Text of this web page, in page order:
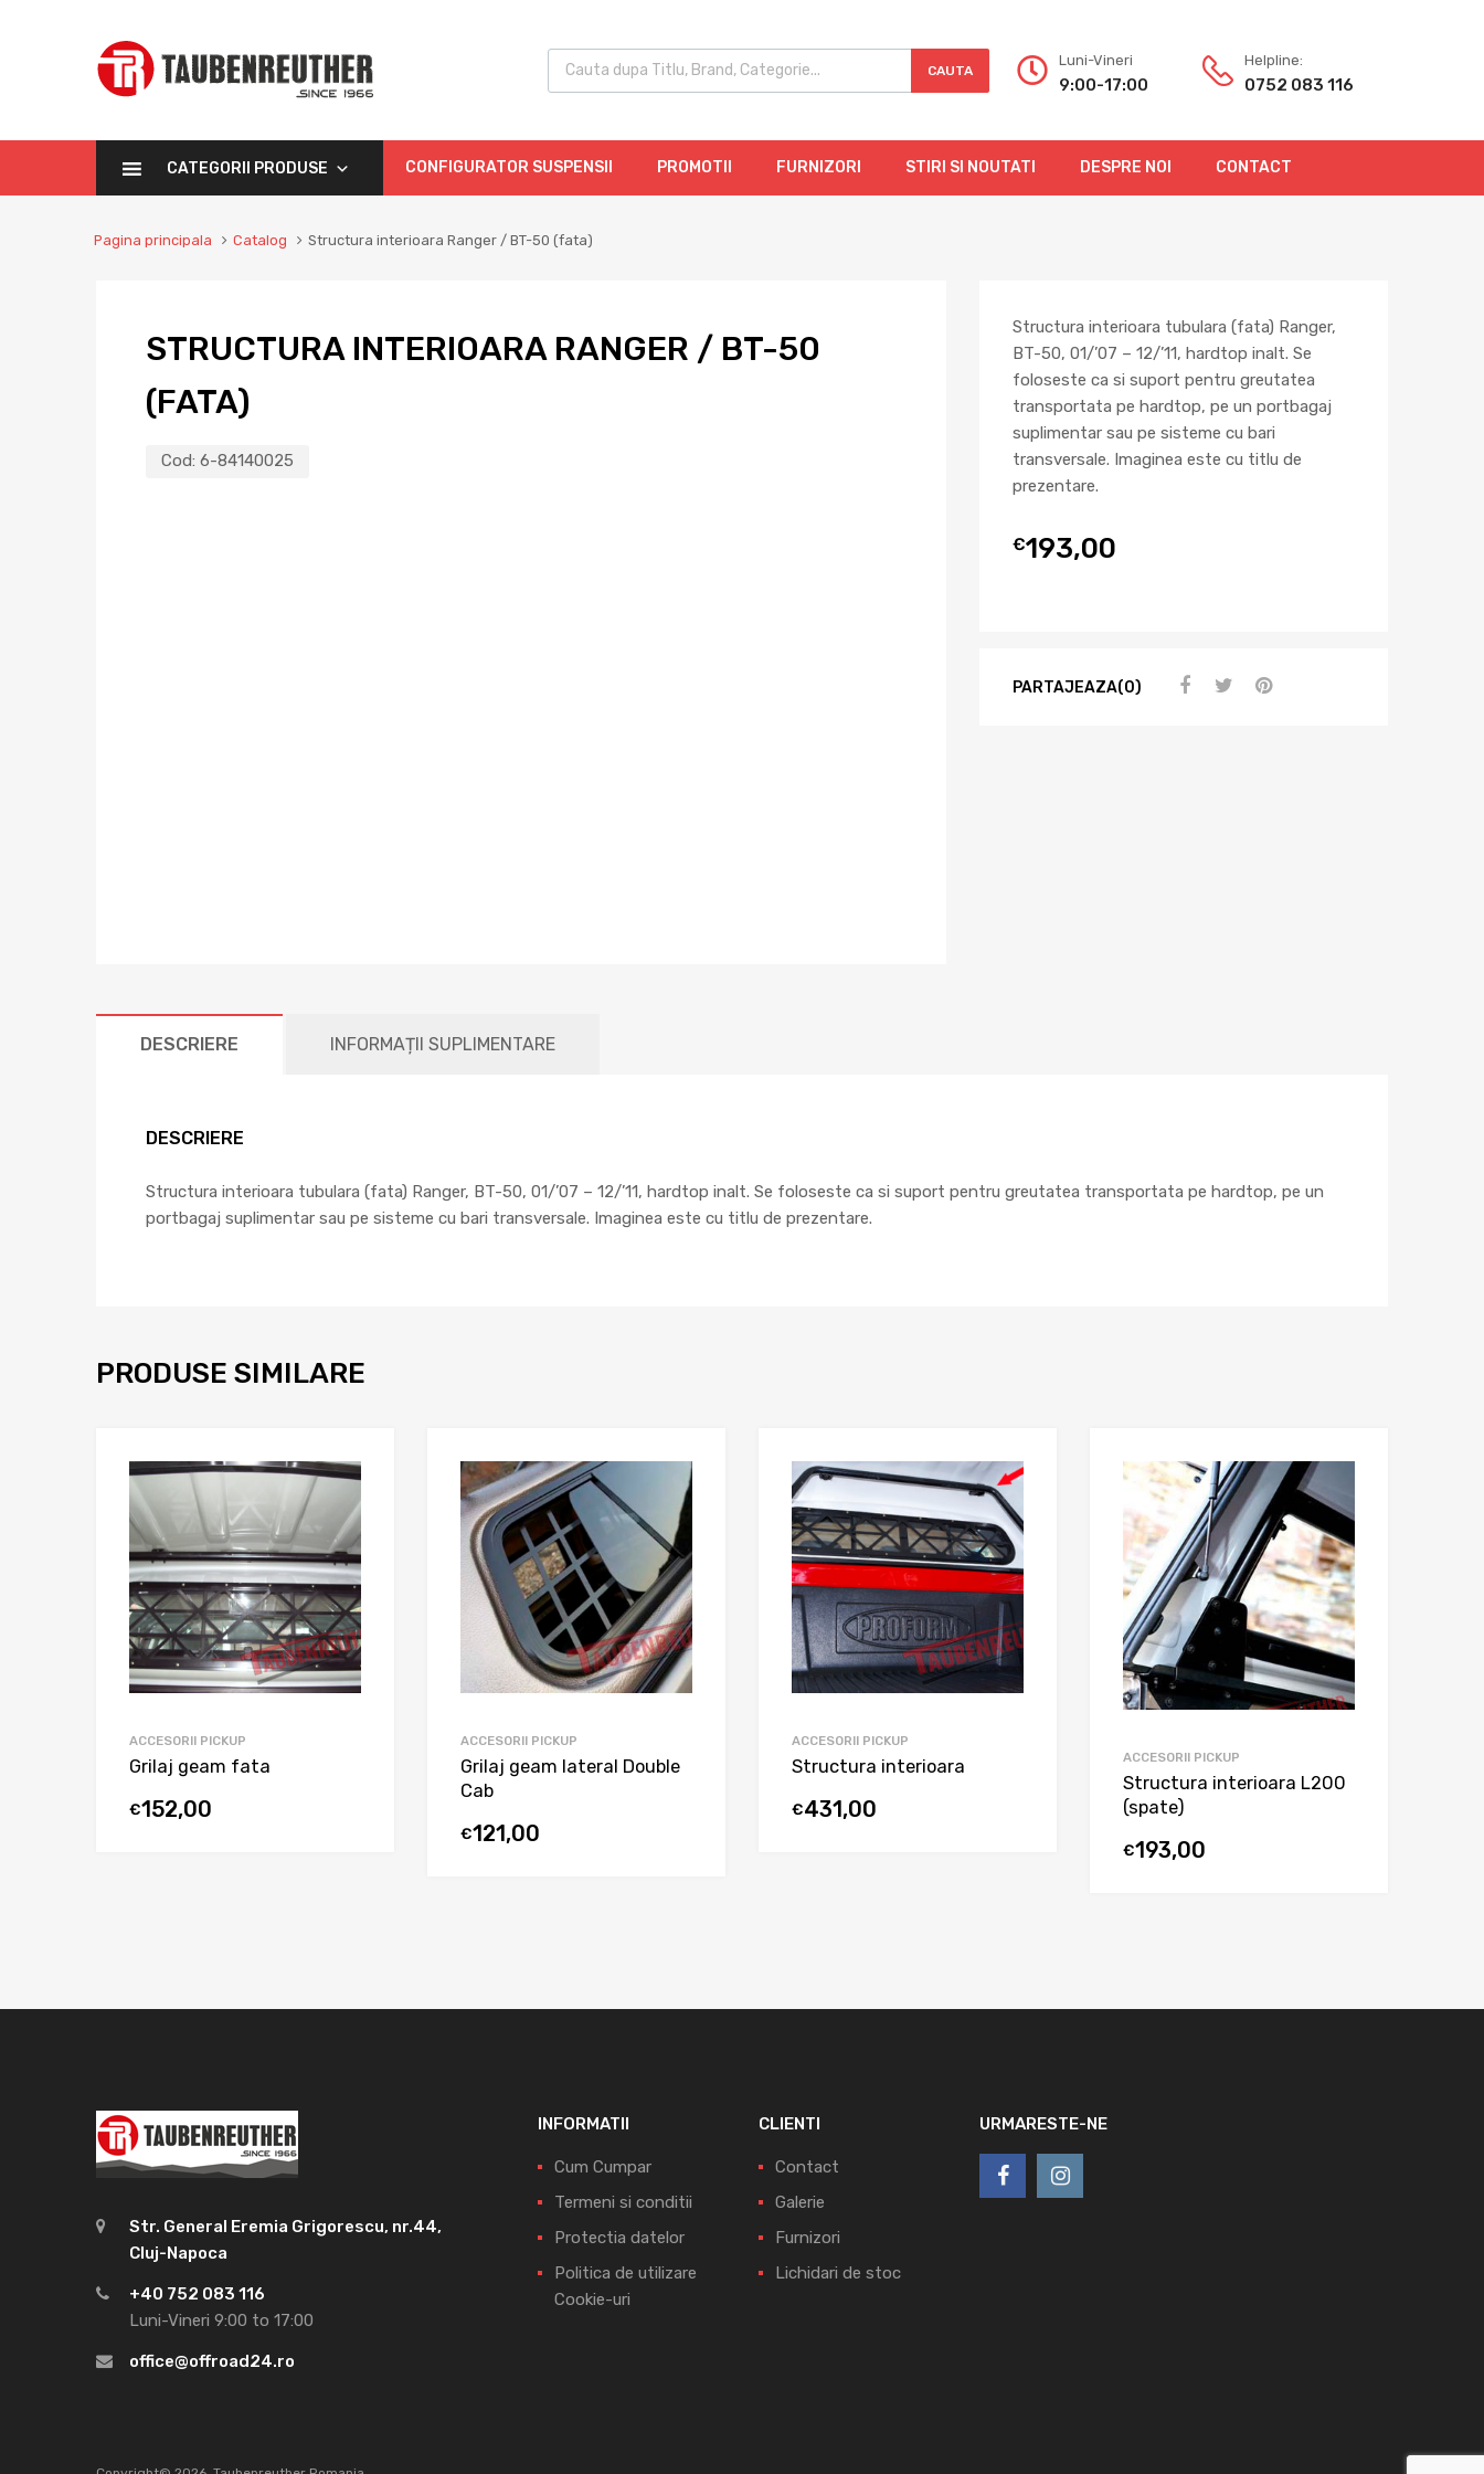
CAUTA
Luni-Vineri
9:00-17:00
Helpline:
0752 083 116
CATEGORII PRODUSE CONFIGURATOR SUSPENSII PROMOTII FURNIZORI STIRI SI NOUTATI DESPRE NOI CONTACT
Pagina principala Catalog Structura interioara Ranger / BT-50 (fata)
STRUCTURA INTERIOARA RANGER / BT-50
(FATA)
Cod: 6-84140025
Structura interioara tubulara (fata) Ranger,
BT-50, 01/’07 – 12/’11, hardtop inalt. Se
foloseste ca si suport pentru greutatea
transportata pe hardtop, pe un portbagaj
suplimentar sau pe sisteme cu bari
transversale. Imaginea este cu titlu de
prezentare.
€193,00
PARTAJEAZA(0)
DESCRIERE INFORMAȚII SUPLIMENTARE
DESCRIERE
Structura interioara tubulara (fata) Ranger, BT-50, 01/’07 – 12/’11, hardtop inalt. Se foloseste ca si suport pentru greutatea transportata pe hardtop, pe un
portbagaj suplimentar sau pe sisteme cu bari transversale. Imaginea este cu titlu de prezentare.
PRODUSE SIMILARE
ACCESORII PICKUP
Grilaj geam fata
€152,00
ACCESORII PICKUP
Grilaj geam lateral Double
Cab
€121,00
ACCESORII PICKUP
Structura interioara
€431,00
ACCESORII PICKUP
Structura interioara L200
(spate)
€193,00
Str. General Eremia Grigorescu, nr.44,
Cluj-Napoca
+40 752 083 116
Luni-Vineri 9:00 to 17:00
office@offroad24.ro
INFORMATII
Cum Cumpar
Termeni si conditii
Protectia datelor
Politica de utilizare
Cookie-uri
CLIENTI
Contact
Galerie
Furnizori
Lichidari de stoc
URMARESTE-NE